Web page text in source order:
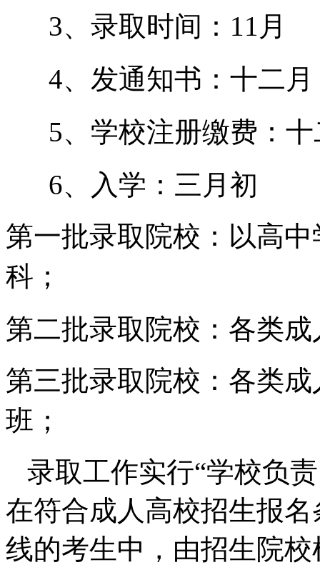
3、录取时间：11月
4、发通知书：十二月
5、学校注册缴费：十
6、入学：三月初
第一批录取院校：以高
科；
第二批录取院校：各类
第三批录取院校：各类
班；
录取工作实行“学校负
在符合成人高校招生报
线的考生中，由招生院